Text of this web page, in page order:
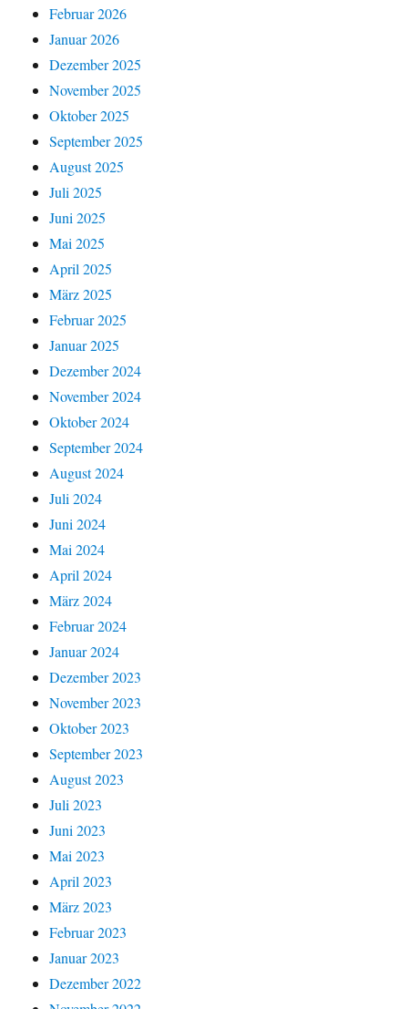
Februar 2026
Januar 2026
Dezember 2025
November 2025
Oktober 2025
September 2025
August 2025
Juli 2025
Juni 2025
Mai 2025
April 2025
März 2025
Februar 2025
Januar 2025
Dezember 2024
November 2024
Oktober 2024
September 2024
August 2024
Juli 2024
Juni 2024
Mai 2024
April 2024
März 2024
Februar 2024
Januar 2024
Dezember 2023
November 2023
Oktober 2023
September 2023
August 2023
Juli 2023
Juni 2023
Mai 2023
April 2023
März 2023
Februar 2023
Januar 2023
Dezember 2022